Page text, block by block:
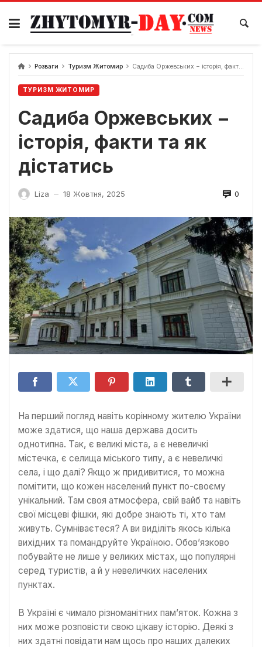
Skip
content
Розваги Туризм Житомир Садиба Оржевських − історія, факти та як дістатись
ТУРИЗМ ЖИТОМИР
Садиба Оржевських −
історія, факти та як
дістатись
Liza — 18 Жовтня, 2025 0
На перший погляд навіть корінному жителю України
може здатися, що наша держава досить
однотипна. Так, є великі міста, а є невеличкі
містечка, є селища міського типу, а є невеличкі
села, і що далі? Якщо ж придивитися, то можна
помітити, що кожен населений пункт по-своєму
унікальний. Там своя атмосфера, свій вайб та навіть
свої місцеві фішки, які добре знають ті, хто там
живуть. Сумніваєтеся? А ви виділіть якось кілька
вихідних та помандруйте Україною. Обов’язково
побувайте не лише у великих містах, що популярні
серед туристів, а й у невеличких населених
пунктах.
В Україні є чимало різноманітних пам’яток. Кожна з
них може розповісти свою цікаву історію. Деякі з
них здатні повідати нам щось про наших далеких